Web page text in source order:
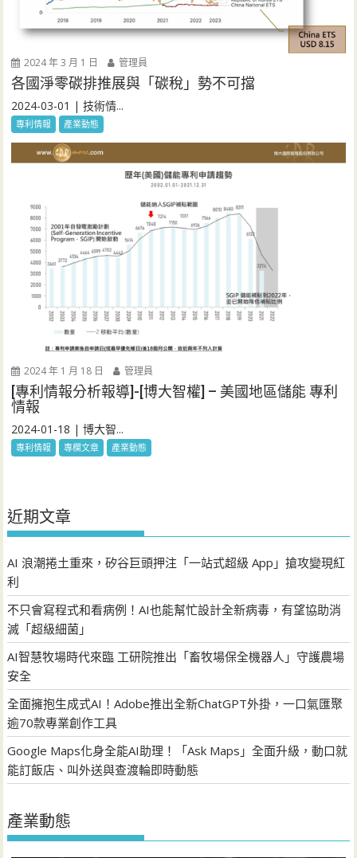
2024 年 3 月 1 日 管理員
各國淨零碳排推展與「碳稅」勢不可擋
2024-03-01 | 技術情...
專利情報 產業動態
2024 年 1 月 18 日 管理員
[專利情報分析報導]-[博大智權] – 美國地區儲能 專利
情報
2024-01-18 | 博大智...
專利情報 專欄文章 產業動態
近期文章
AI 浪潮捲土重來，矽谷巨頭押注「一站式超級 App」搶攻變現紅
利
不只會寫程式和看病例！AI也能幫忙設計全新病毒，有望協助消
滅「超級細菌」
AI智慧牧場時代來臨 工研院推出「畜牧場保全機器人」守護農場
安全
全面擁抱生成式AI！Adobe推出全新ChatGPT外掛，一口氣匯聚
逾70款專業創作工具
Google Maps化身全能AI助理！「Ask Maps」全面升級，動口就
能訂飯店、叫外送與查渡輪即時動態
產業動態